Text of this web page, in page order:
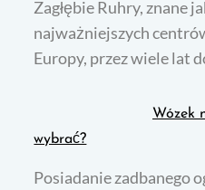
Zagłębie Ruhry, znane
najważniejszych
Europy, przez wiele lat
Wózek
wybrać?
Posiadanie zadbanego